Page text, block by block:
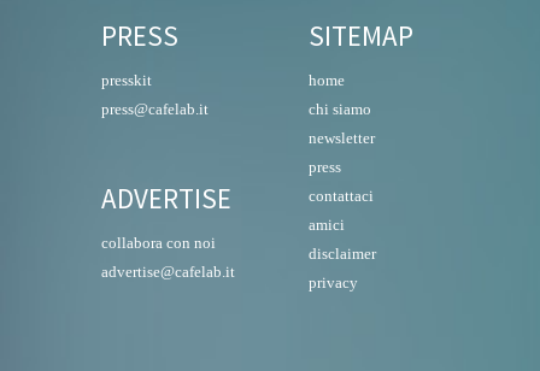
PRESS
presskit
press@cafelab.it
ADVERTISE
collabora con noi
advertise@cafelab.it
SITEMAP
home
chi siamo
newsletter
press
contattaci
amici
disclaimer
privacy